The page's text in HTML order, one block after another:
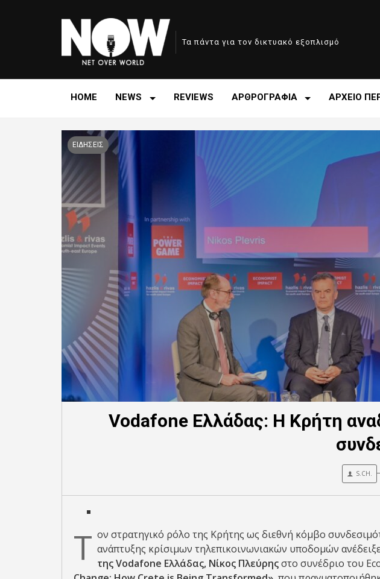
Τα πάντα για τον δικτυακό εξοπλισμό
HOME NEWS REVIEWS ΑΡΘΡΟΓΡΑΦΙΑ ΑΡΧΕΙΟ
ΕΙΔΗΣΕΙΣ
Vodafone Ελλάδας: Η Κρήτη
S.CH.
Τ ον στρατηγικό ρόλο της Κρήτης ως διεθνή κόμβο
ανάπτυξης κρίσιμων τηλεπικοινωνιακών υποδομών
τηςVodafone Ελλάδας, Νίκος Πλεύρηςστο συνέδριο του